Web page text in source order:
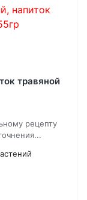
травяной
рецепту